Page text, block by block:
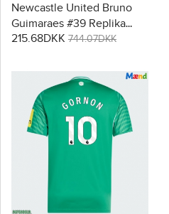
Newcastle United Bruno
Guimaraes #39 Replika
Tredjetrøje 2025-26
215.68DKK 744.07DKK